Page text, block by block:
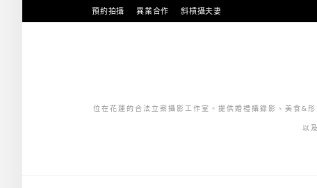
至
預約拍攝 異業合作 斜槓攝夫妻
位在花蓮的合法立案攝影工作室。提供婚禮攝錄影、美食&
以